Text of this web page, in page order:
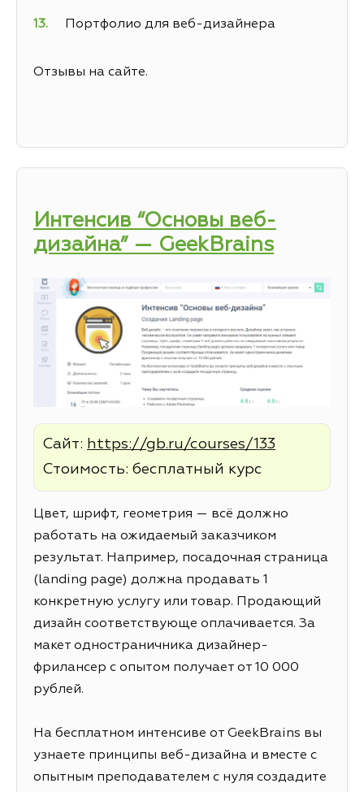
Портфолио для веб-дизайнера
Отзывы на сайте.
Интенсив “Основы веб-
дизайна” — GeekBrains
Сайт: https://gb.ru/courses/133
Стоимость: бесплатный курс
Цвет, шрифт, геометрия — всё должно
работать на ожидаемый заказчиком
результат. Например, посадочная страница
(landing page) должна продавать 1
конкретную услугу или товар. Продающий
дизайн соответствующе оплачивается. За
макет одностраничника дизайнер-
фрилансер с опытом получает от 10 000
рублей.
На бесплатном интенсиве от GeekBrains вы
узнаете принципы веб-дизайна и вместе с
опытным преподавателем с нуля создадите